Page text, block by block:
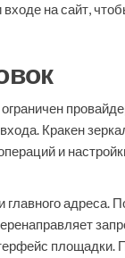
на сайт,
Кракен
и
адреса.
площадки.